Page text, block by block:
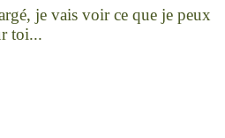
je vais voir ce que je peux
toi...